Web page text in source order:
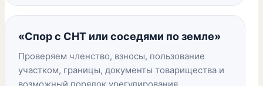
«Спор с СНТ или соседями по земле»
Проверяем членство, взносы, пользование
участком, границы, документы товарищества и